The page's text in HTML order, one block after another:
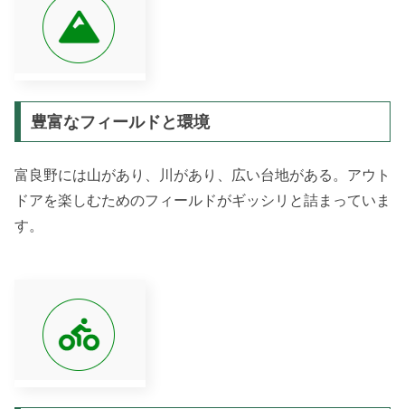
豊富なフィールドと環境
富良野には山があり、川があり、広い台地がある。アウト
ドアを楽しむためのフィールドがギッシリと詰まっていま
す。